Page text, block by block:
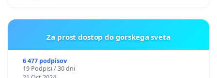
Za prost dostop do gorskega sveta
6 477 podpisov
19 Podpisi / 30 dni